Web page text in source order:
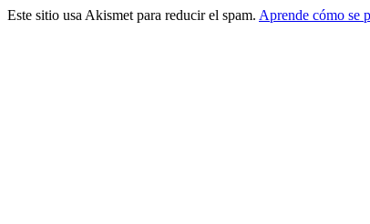
Este sitio usa Akismet para reducir el spam. Aprende cómo se